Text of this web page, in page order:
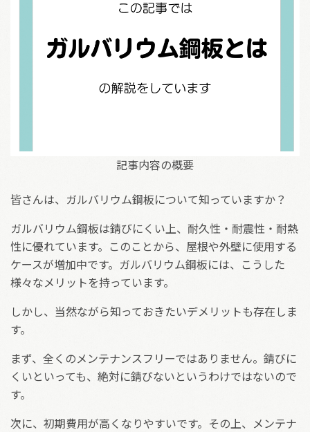
記事内容の概要
皆さんは、ガルバリウム鋼板について知っていますか？
ガルバリウム鋼板は錆びにくい上、耐久性・耐震性・耐熱
性に優れています。このことから、屋根や外壁に使用する
ケースが増加中です。ガルバリウム鋼板には、こうした
様々なメリットを持っています。
しかし、当然ながら知っておきたいデメリットも存在しま
す。
まず、全くのメンテナンスフリーではありません。錆びに
くいといっても、絶対に錆びないというわけではないので
す。
次に、初期費用が高くなりやすいです。その上、メンテナ